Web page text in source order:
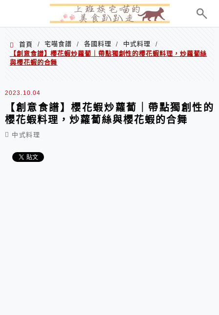
首頁 / 宅喵食譜 / 各國料理 / 中式料理
/
【創意食譜】櫻花蝦炒蘿蔔｜帶點獨創性的櫻花蝦料理，炒蘿蔔絲
與櫻花蝦的合舞
2023.10.04
【創意食譜】櫻花蝦炒蘿蔔｜帶點獨創性的
櫻花蝦料理，炒蘿蔔絲與櫻花蝦的合舞
中式料理